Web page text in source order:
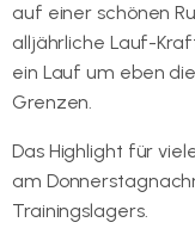
auf einer schönen
alljährliche Lauf-
ein Lauf um eben
Grenzen.
Das Highlight für
am
Trainingslagers.